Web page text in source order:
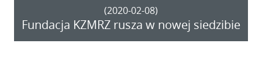
(2020-02-08)
Fundacja KZMRZ rusza w nowej siedzibie